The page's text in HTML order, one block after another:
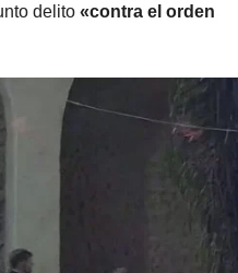
delito «contra el orden